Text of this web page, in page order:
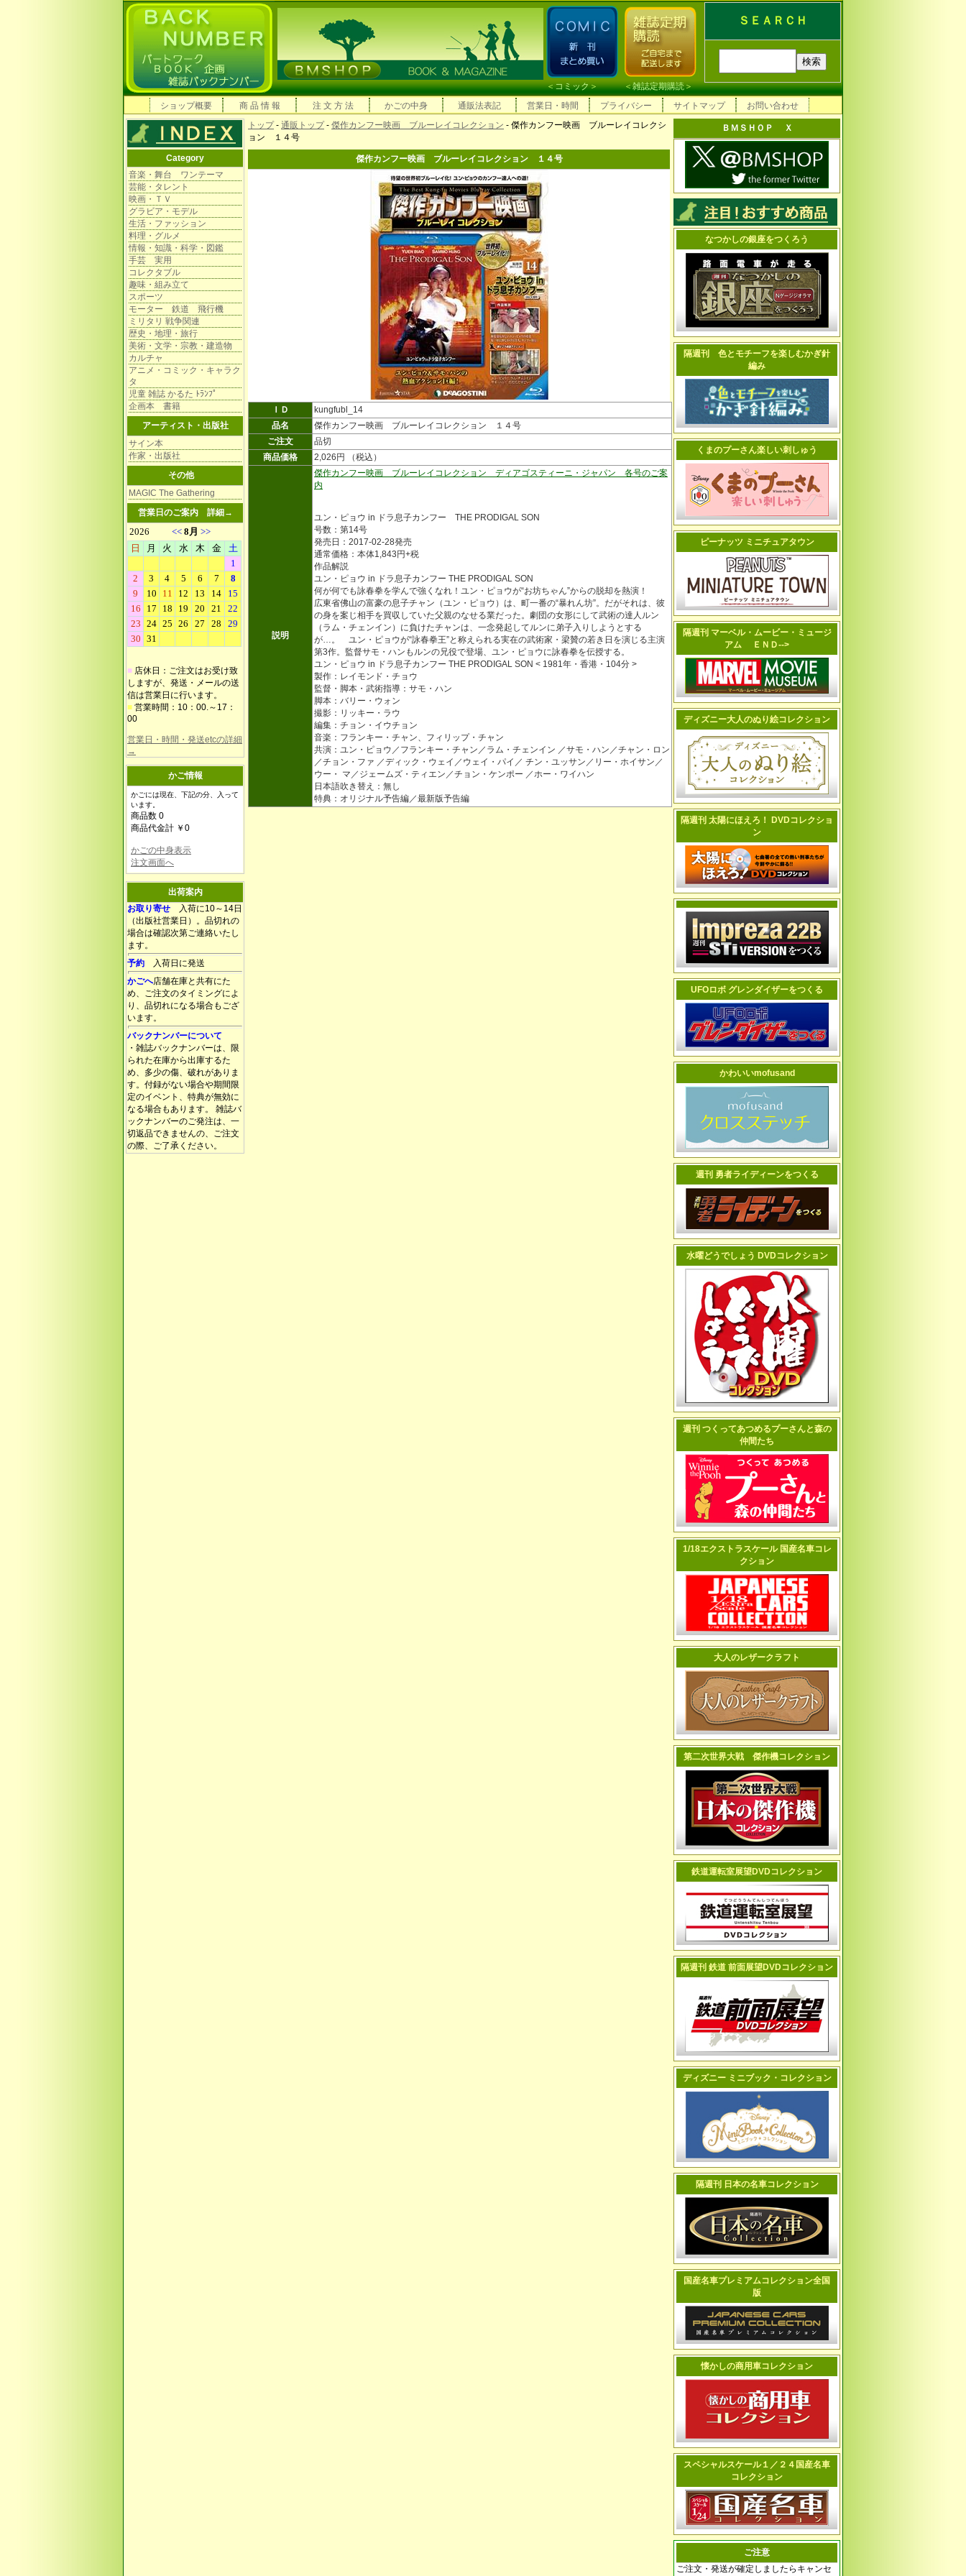
ＳＥＡＲＣＨ
＜コミック＞ ＜雑誌定期購読＞
ショップ概要
商 品 情 報 注 文 方 法 かごの中身 通販法表記 営業日・時間 プライバシー サイトマップ お問い合わせ
Category
音楽・舞台 ワンテーマ
芸能・タレント
映画・ＴＶ
グラビア・モデル
生活・ファッション
料理・グルメ
情報・知識・科学・図鑑
手芸 実用
コレクタブル
趣味・組み立て
スポーツ
モーター 鉄道 飛行機
ミリタリ 戦争関連
歴史・地理・旅行
美術・文学・宗教・建造物
カルチャ
アニメ・コミック・キャラク
タ
児童 雑誌 かるた ﾄﾗﾝﾌﾟ
企画本 書籍
アーティスト・出版社
サイン本
作家・出版社
その他
MAGIC The Gathering
営業日のご案内 詳細→
■ 店休日：ご注文はお受け致
しますが、発送・メールの送
信は営業日に行います。
■ 営業時間：10：00.～17：
00
営業日・時間・発送etcの詳細
→
かご情報
かごには現在、下記の分、入って
います。
商品数 0
商品代金計 ￥0
かごの中身表示
注文画面へ
出荷案内
お取り寄せ 入荷に10～14日
（出版社営業日）。品切れの
場合は確認次第ご連絡いたし
ます。
予約 入荷日に発送
かごへ店舗在庫と共有にた
め、ご注文のタイミングによ
り、品切れになる場合もござ
います。
バックナンバーについて
・雑誌バックナンバーは、限
られた在庫から出庫するた
め、多少の傷、破れがありま
す。付録がない場合や期間限
定のイベント、特典が無効に
なる場合もあります。 雑誌バ
ックナンバーのご発注は、一
切返品できませんの、ご注文
の際、ご了承ください。
トップ- 通販トップ- 傑作カンフー映画 ブルーレイコレクション - 傑作カンフー映画 ブルーレイコレクシ
ョン １４号
傑作カンフー映画 ブルーレイコレクション １４号
ＩＤ
kungfubl_14
品名
傑作カンフー映画 ブルーレイコレクション １４号
ご注文
品切
商品価格
2,026円 （税込）
説明
傑作カンフー映画 ブルーレイコレクション ディアゴスティーニ・ジャパン 各号のご案
内
ユン・ピョウ in ドラ息子カンフー THE PRODIGAL SON
号数：第14号
発売日：2017-02-28発売
通常価格：本体1,843円+税
作品解説
ユン・ピョウ in ドラ息子カンフー THE PRODIGAL SON
何が何でも詠春拳を学んで強くなれ！ユン・ピョウが“お坊ちゃん”からの脱却を熱演！
広東省佛山の富豪の息子チャン（ユン・ピョウ）は、町一番の“暴れん坊”。だがそれは、彼
の身を案じ相手を買収していた父親のなせる業だった。劇団の女形にして武術の達人ルン
（ラム・チェンイン）に負けたチャンは、一念発起してルンに弟子入りしようとする
が…。 ユン・ピョウが“詠春拳王”と称えられる実在の武術家・梁贊の若き日を演じる主演
第3作。監督サモ・ハンもルンの兄役で登場、ユン・ピョウに詠春拳を伝授する。
ユン・ピョウ in ドラ息子カンフー THE PRODIGAL SON < 1981年・香港・104分 >
製作：レイモンド・チョウ
監督・脚本・武術指導：サモ・ハン
脚本：バリー・ウォン
撮影：リッキー・ラウ
編集：チョン・イウチョン
音楽：フランキー・チャン、フィリップ・チャン
共演：ユン・ピョウ／フランキー・チャン／ラム・チェンイン ／サモ・ハン／チャン・ロン
／チョン・ファ ／ディック・ウェイ／ウェイ・パイ／ チン・ユッサン／リー・ホイサン／
ウー・ マ／ジェームズ・ティエン／チョン・ケンポー ／ホー・ワイハン
日本語吹き替え：無し
特典：オリジナル予告編／最新版予告編
ＢＭＳＨＯＰ Ｘ
なつかしの銀座をつくろう
隔週刊 色とモチーフを楽しむかぎ針
編み
くまのプーさん楽しい刺しゅう
ピーナッツ ミニチュアタウン
隔週刊 マーベル・ムービー・ミュージ
アム ＥＮＤ-->
ディズニー大人のぬり絵コレクション
隔週刊 太陽にほえろ！ DVDコレクショ
ン
UFOロボ グレンダイザーをつくる
かわいいmofusand
週刊 勇者ライディーンをつくる
水曜どうでしょう DVDコレクション
週刊 つくってあつめるプーさんと森の
仲間たち
1/18エクストラスケール 国産名車コレ
クション
大人のレザークラフト
第二次世界大戦 傑作機コレクション
鉄道運転室展望DVDコレクション
隔週刊 鉄道 前面展望DVDコレクション
ディズニー ミニブック・コレクション
隔週刊 日本の名車コレクション
国産名車プレミアムコレクション全国
版
懐かしの商用車コレクション
スペシャルスケール１／２４国産名車
コレクション
ご注意
ご注文・発送が確定しましたらキャンセ